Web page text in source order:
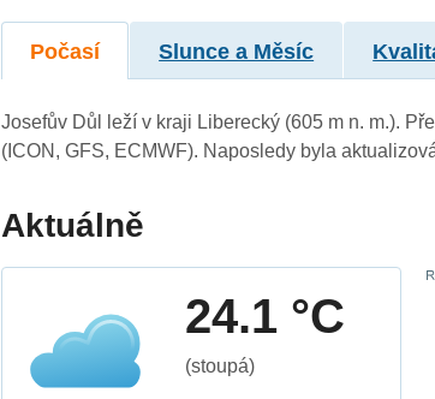
Počasí Slunce a Měsíc
Josefův Důl leží v kraji Liberecký (605 m n. m.).
(ICON, GFS, ECMWF). Naposledy byla
Aktuálně
24.1 °C
(stoupá)